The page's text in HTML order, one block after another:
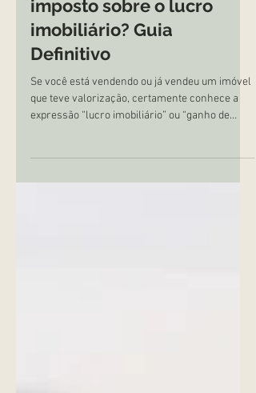
Como pagar menos
imposto sobre o lucro
Definitivo
Se você está vendendo ou já vendeu um imóvel
expressão “lucro imobiliário” ou “ganho de